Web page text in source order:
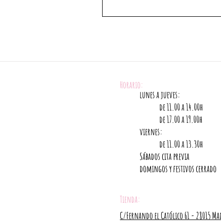
Tienda:
C/Fernando el Católico 61 - 28015
Horario:
lunes a jueves:
de 11.00 a 14.00h
de 17.00 a 19.00h
viernes:
de 11.00 a 13.30h
Sábados cita previa
domingos y festivos cerrado